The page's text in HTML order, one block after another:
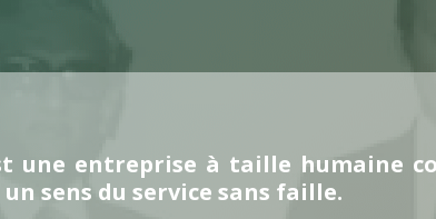
une entreprise à taille humaine
sens du service sans faille.